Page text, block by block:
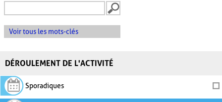
Voir tous les mots-clés
DÉROULEMENT DE L'ACTIVITÉ
Sporadiques